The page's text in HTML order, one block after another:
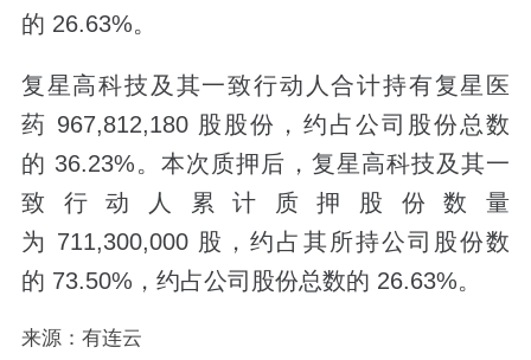
的 26.63%。
复星高科技及其一致行动人合计持有复星医
药 967,812,180 股股份，约占公司股份总数
的 36.23%。本次质押后，复星高科技及其一
致行动人累计质押股份数量
为 711,300,000 股，约占其所持公司股份数
的 73.50%，约占公司股份总数的 26.63%。
来源：有连云